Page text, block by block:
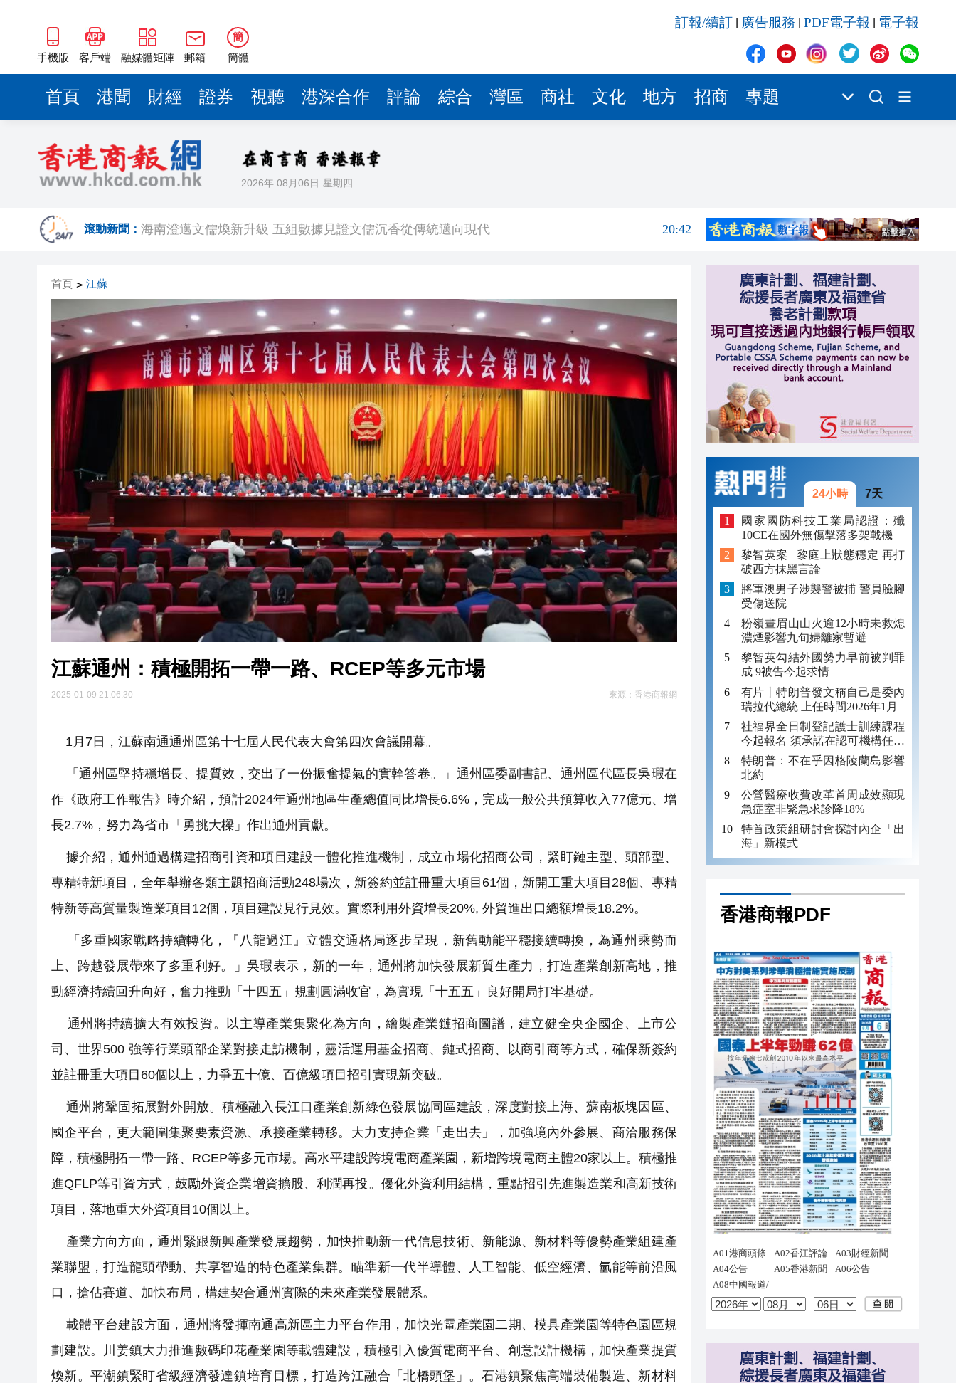
手機版 客戶端 融媒體矩陣 郵箱
簡
簡體
訂報/續訂 廣告服務 PDF電子報 電子報
首頁 港聞 財經 證券 視聽 港深合作 評論 綜合 灣區 商社 文化 地方 招商 專題
2026年 08月06日 星期四
滾動新聞：
梁振英率港區全國政協委員考察團來瓊考察
20:42
2025年海南儋州以舊換新帶動消費約18億元
山東26戶省屬國企去年合計營收2.58萬億 利潤總額近936億
20:40
閩粵贛三地漢樂藝術家齊聚深圳，共奏客家文化傳承新篇章
黎智英案｜吳良好：依法公正處理黎智英求情 罪證如山豈能妄想輕判
海南澄邁文儒煥新升級 五組數據見證文儒沉香從傳統邁向現代
20:42
山東26戶省屬國企去年合計營收2.58萬億 利潤總額近936億
瀋陽鐵西校園閱讀活動解鎖閱讀新玩法
20:39
閩粵贛三地漢樂藝術家齊聚深圳，共奏客家文化傳承新篇章
20:34
黎智英案｜吳良好：依法公正處理黎智英求情 罪證如山豈能妄想輕判
21:08
50餘位頂尖專家共話時代命題
20:55
海南澄邁文儒煥新升級 五組數據見證文儒沉香從傳統邁向現代
20:42
梁振英率港區全國政協委員考察團來瓊考察
20:42
20:41
山東26戶省屬國企去年合計營收2.58萬億 利潤總額近936億
20:40
瀋陽鐵西校園閱讀活動解鎖閱讀新玩法
20:39
閩粵贛三地漢樂藝術家齊聚深圳，共奏客家文化傳承新篇章
20:34
首頁 > 江蘇
江蘇通州：積極開拓一帶一路、RCEP等多元市場
2025-01-09 21:06:30 來源： 香港商報網
1月7日，江蘇南通通州區第十七屆人民代表大會第四次會議開幕。
「通州區堅持穩增長、提質效，交出了一份振奮提氣的實幹答卷。」通州區委副書記、通州區代區長吳瑕在
作《政府工作報告》時介紹，預計2024年通州地區生產總值同比增長6.6%，完成一般公共預算收入77億元、增
長2.7%，努力為省市「勇挑大樑」作出通州貢獻。
據介紹，通州通過構建招商引資和項目建設一體化推進機制，成立市場化招商公司，緊盯鏈主型、頭部型、
專精特新項目，全年舉辦各類主題招商活動248場次，新簽約並註冊重大項目61個，新開工重大項目28個、專精
特新等高質量製造業項目12個，項目建設見行見效。實際利用外資增長20%, 外貿進出口總額增長18.2%。
「多重國家戰略持續轉化，『八龍過江』立體交通格局逐步呈現，新舊動能平穩接續轉換，為通州乘勢而
上、跨越發展帶來了多重利好。」吳瑕表示，新的一年，通州將加快發展新質生產力，打造產業創新高地，推
動經濟持續回升向好，奮力推動「十四五」規劃圓滿收官，為實現「十五五」良好開局打牢基礎。
通州將持續擴大有效投資。以主導產業集聚化為方向，繪製產業鏈招商圖譜，建立健全央企國企、上市公
司、世界500 強等行業頭部企業對接走訪機制，靈活運用基金招商、鏈式招商、以商引商等方式，確保新簽約
並註冊重大項目60個以上，力爭五十億、百億級項目招引實現新突破。
通州將鞏固拓展對外開放。積極融入長江口產業創新綠色發展協同區建設，深度對接上海、蘇南板塊因區、
國企平台，更大範圍集聚要素資源、承接產業轉移。大力支持企業「走出去」，加強境內外參展、商洽服務保
障，積極開拓一帶一路、RCEP等多元市場。高水平建設跨境電商產業園，新增跨境電商主體20家以上。積極推
進QFLP等引資方式，鼓勵外資企業增資擴股、利潤再投。優化外資利用結構，重點招引先進製造業和高新技術
項目，落地重大外資項目10個以上。
產業方向方面，通州緊跟新興產業發展趨勢，加快推動新一代信息技術、新能源、新材料等優勢產業組建產
業聯盟，打造龍頭帶動、共享智造的特色產業集群。瞄準新一代半導體、人工智能、低空經濟、氫能等前沿風
口，搶佔賽道、加快布局，構建契合通州實際的未來產業發展體系。
載體平台建設方面，通州將發揮南通高新區主力平台作用，加快光電產業園二期、模具產業園等特色園區規
劃建設。川姜鎮大力推進數碼印花產業園等載體建設，積極引入優質電商平台、創意設計機構，加快產業提質
煥新。平潮鎮緊盯省級經濟發達鎮培育目標，打造跨江融合「北橋頭堡」。石港鎮聚焦高端裝備製造、新材料
24小時 7天
國家國防科技工業局認證：殲
10CE在國外無傷擊落多架戰機
黎智英案 | 黎庭上狀態穩定 再打
破西方抹黑言論
將軍澳男子涉襲警被捕 警員臉腳
受傷送院
粉嶺畫眉山山火逾12小時未救熄
濃煙影響九旬婦離家暫避
黎智英勾結外國勢力早前被判罪
成 9被告今起求情
有片丨特朗普發文稱自己是委內
瑞拉代總統 上任時間2026年1月
社福界全日制登記護士訓練課程
今起報名 須承諾在認可機構任職
至少三年
特朗普：不在乎因格陵蘭島影響
北約
公營醫療收費改革首周成效顯現
急症室非緊急求診降18%
特首政策組研討會探討內企「出
海」新模式
香港商報PDF